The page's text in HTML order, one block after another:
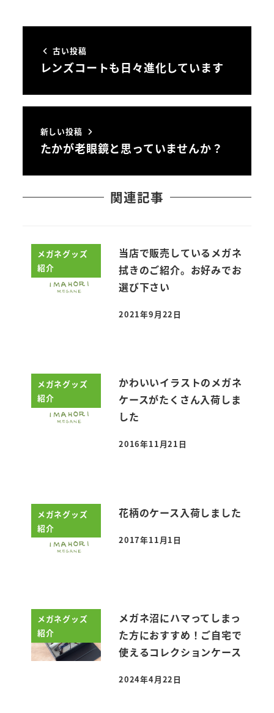
古い投稿
レンズコートも日々進化しています
新しい投稿
たかが老眼鏡と思っていませんか？
関連記事
メガネグッズ
紹介
当店で販売しているメガネ
拭きのご紹介。お好みでお
選び下さい
投稿日
2021年9月22日
メガネグッズ
紹介
かわいいイラストのメガネ
ケースがたくさん入荷しま
した
投稿日
2016年11月21日
メガネグッズ
紹介
花柄のケース入荷しました
投稿日
2017年11月1日
メガネグッズ
紹介
メガネ沼にハマってしまっ
た方におすすめ！ご自宅で
使えるコレクションケース
投稿日
2024年4月22日